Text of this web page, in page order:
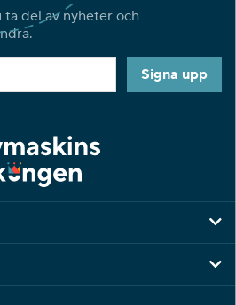
del av nyheter och
Signa upp